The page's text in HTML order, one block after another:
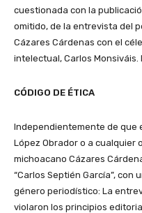
cuestionada con la
omitido, de la entrevista del
Cázares Cárdenas con el
intelectual, Carlos Monsiváis.
CÓDIGO DE ÉTICA
Independientemente de que
López Obrador o a cualquier
michoacano Cázares
“Carlos Septién García”,
género periodístico: La
violaron los principios